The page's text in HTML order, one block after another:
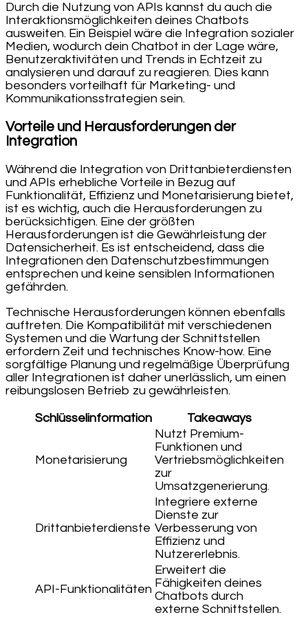
Durch die Nutzung von APIs kannst du auch die
Interaktionsmöglichkeiten deines Chatbots
ausweiten. Ein Beispiel wäre die Integration sozialer
Medien, wodurch dein Chatbot in der Lage wäre,
Benutzeraktivitäten und Trends in Echtzeit zu
analysieren und darauf zu reagieren. Dies kann
besonders vorteilhaft für Marketing- und
Kommunikationsstrategien sein.
Vorteile und Herausforderungen der
Integration
Während die Integration von Drittanbieterdiensten
und APIs erhebliche Vorteile in Bezug auf
Funktionalität, Effizienz und Monetarisierung bietet,
ist es wichtig, auch die Herausforderungen zu
berücksichtigen. Eine der größten
Herausforderungen ist die Gewährleistung der
Datensicherheit. Es ist entscheidend, dass die
Integrationen den Datenschutzbestimmungen
entsprechen und keine sensiblen Informationen
gefährden.
Technische Herausforderungen können ebenfalls
auftreten. Die Kompatibilität mit verschiedenen
Systemen und die Wartung der Schnittstellen
erfordern Zeit und technisches Know-how. Eine
sorgfältige Planung und regelmäßige Überprüfung
aller Integrationen ist daher unerlässlich, um einen
reibungslosen Betrieb zu gewährleisten.
Schlüsselinformation Takeaways
Monetarisierung
Nutzt Premium-
Funktionen und
Vertriebsmöglichkeiten
zur
Umsatzgenerierung.
Drittanbieterdienste
Integriere externe
Dienste zur
Verbesserung von
Effizienz und
Nutzererlebnis.
API-Funktionalitäten
Erweitert die
Fähigkeiten deines
Chatbots durch
externe Schnittstellen.